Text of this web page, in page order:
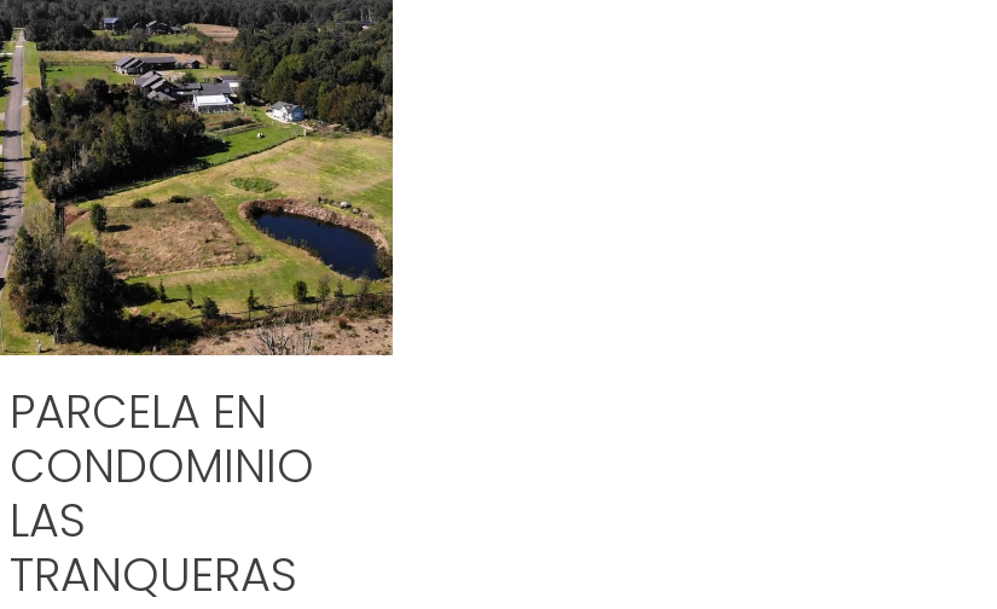
PARCELA EN
CONDOMINIO
LAS
TRANQUERAS